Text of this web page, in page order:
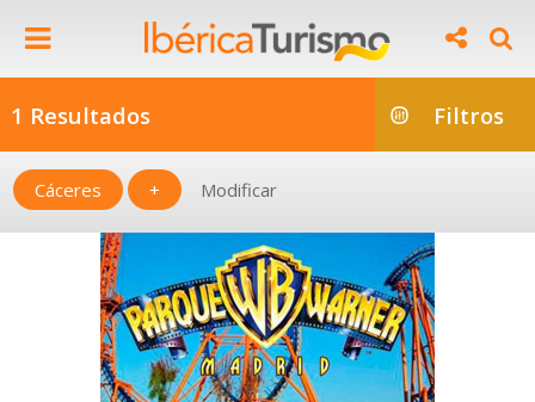
1 Resultados Filtros
Cáceres + Modificar